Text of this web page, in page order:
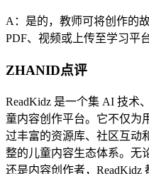
A：是的，教师可将创作的
PDF、视频或上传至学习平台
ZHANID点评
ReadKidz 是一个集 AI 技术
童内容创作平台。它不仅为
过丰富的资源库、社区互动
整的儿童内容生态体系。无
还是内容创作者，ReadKidz